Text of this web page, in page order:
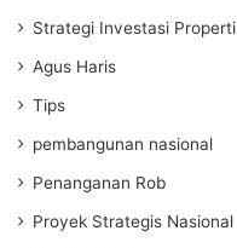
Strategi Investasi Properti
Agus Haris
Tips
pembangunan nasional
Penanganan Rob
Proyek Strategis Nasional